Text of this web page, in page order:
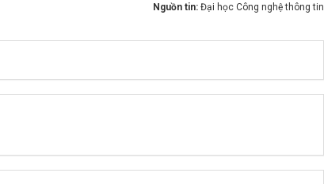
Nguồn tin: Đại học Công nghệ thông tin